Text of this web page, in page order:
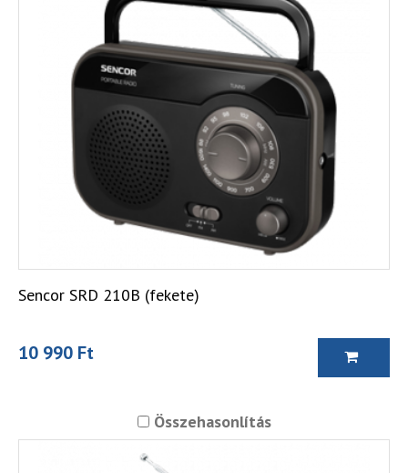
Sencor SRD 210B (fekete)
10 990 Ft
Összehasonlítás